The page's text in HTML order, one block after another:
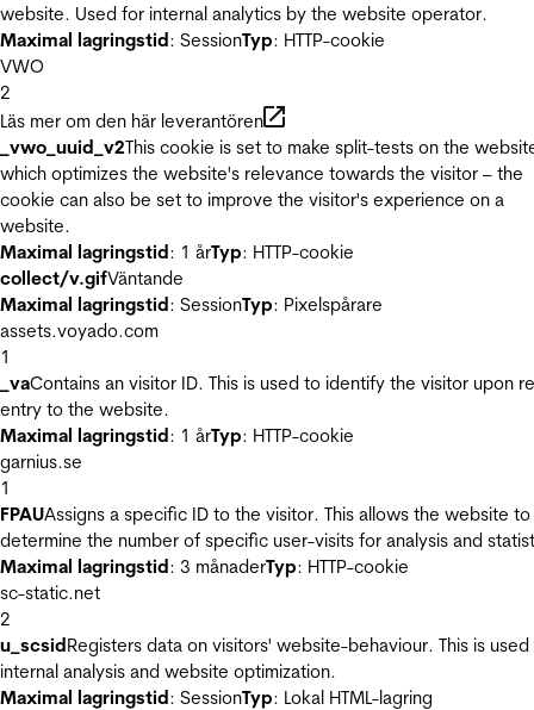
website. Used for internal analytics by the website operator.
Maximal lagringstid: SessionTyp: HTTP-cookie
VWO
2
Läs mer om den här leverantören
_vwo_uuid_v2This cookie is set to make split-tests on the
which optimizes the website's relevance towards the visitor – the
cookie can also be set to improve the visitor's experience on a
website.
Maximal lagringstid: 1 årTyp: HTTP-cookie
collect/v.gifVäntande
Maximal lagringstid: SessionTyp: Pixelspårare
assets.voyado.com
1
_vaContains an visitor ID. This is used to identify the visitor upon
entry to the website.
Maximal lagringstid: 1 årTyp: HTTP-cookie
garnius.se
1
FPAUAssigns a specific ID to the visitor. This allows the website to
determine the number of specific user-visits for analysis and
Maximal lagringstid: 3 månaderTyp: HTTP-cookie
sc-static.net
2
u_scsidRegisters data on visitors' website-behaviour. This is
internal analysis and website optimization.
Maximal lagringstid: SessionTyp: Lokal HTML-lagring